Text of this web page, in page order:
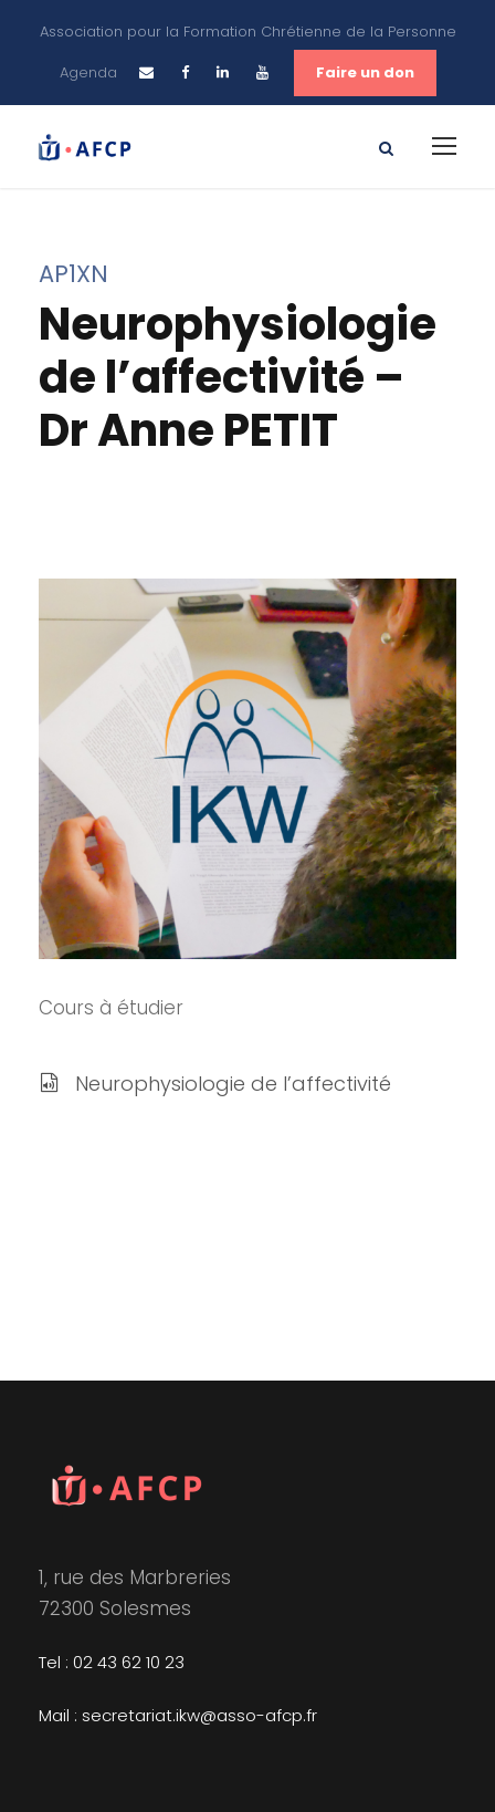
Association pour la Formation Chrétienne de la Personne
Agenda
Faire un don
AP1XN
Neurophysiologie
de l’affectivité –
Dr Anne PETIT
Cours à étudier
Neurophysiologie de l’affectivité
1, rue des Marbreries
72300 Solesmes
Tel : 02 43 62 10 23
Mail : secretariat.ikw@asso-afcp.fr